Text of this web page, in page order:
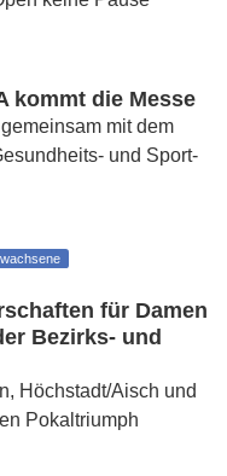
kommt die Messe
mit dem
und Sport-
für Damen
Bezirks- und
Höchstadt/Aisch und
Pokaltriumph